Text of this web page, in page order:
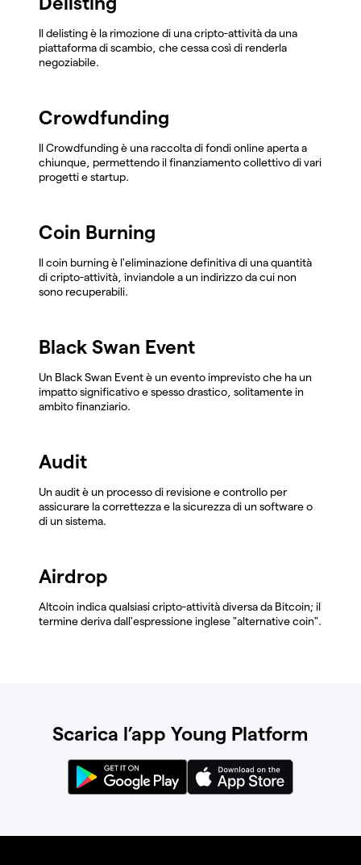
Il delisting è la rimozione di una cripto-attività da una
piattaforma di scambio, che cessa così di renderla
negoziabile.
Crowdfunding
Il Crowdfunding è una raccolta di fondi online aperta a
chiunque, permettendo il finanziamento collettivo di vari
progetti e startup.
Coin Burning
Il coin burning è l'eliminazione definitiva di una quantità
di cripto-attività, inviandole a un indirizzo da cui non
sono recuperabili.
Black Swan Event
Un Black Swan Event è un evento imprevisto che ha un
impatto significativo e spesso drastico, solitamente in
ambito finanziario.
Audit
Un audit è un processo di revisione e controllo per
assicurare la correttezza e la sicurezza di un software o
di un sistema.
Airdrop
Altcoin indica qualsiasi cripto-attività diversa da Bitcoin; il
termine deriva dall'espressione inglese "alternative coin".
Scarica l’app Young Platform